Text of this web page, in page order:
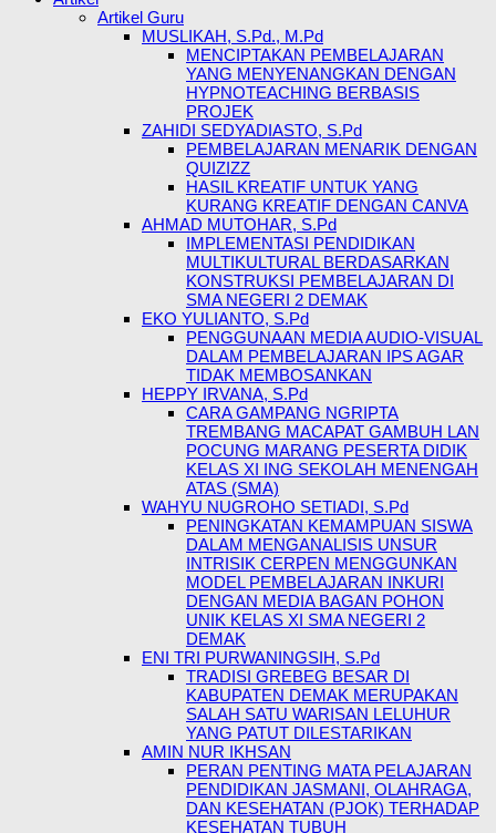
Artikel Guru
MUSLIKAH, S.Pd., M.Pd
MENCIPTAKAN PEMBELAJARAN
YANG MENYENANGKAN DENGAN
HYPNOTEACHING BERBASIS
PROJEK
ZAHIDI SEDYADIASTO, S.Pd
PEMBELAJARAN MENARIK DENGAN
QUIZIZZ
HASIL KREATIF UNTUK YANG
KURANG KREATIF DENGAN CANVA
AHMAD MUTOHAR, S.Pd
IMPLEMENTASI PENDIDIKAN
MULTIKULTURAL BERDASARKAN
KONSTRUKSI PEMBELAJARAN DI
SMA NEGERI 2 DEMAK
EKO YULIANTO, S.Pd
PENGGUNAAN MEDIA AUDIO-VISUAL
DALAM PEMBELAJARAN IPS AGAR
TIDAK MEMBOSANKAN
HEPPY IRVANA, S.Pd
CARA GAMPANG NGRIPTA
TREMBANG MACAPAT GAMBUH LAN
POCUNG MARANG PESERTA DIDIK
KELAS XI ING SEKOLAH MENENGAH
ATAS (SMA)
WAHYU NUGROHO SETIADI, S.Pd
PENINGKATAN KEMAMPUAN SISWA
DALAM MENGANALISIS UNSUR
INTRISIK CERPEN MENGGUNKAN
MODEL PEMBELAJARAN INKURI
DENGAN MEDIA BAGAN POHON
UNIK KELAS XI SMA NEGERI 2
DEMAK
ENI TRI PURWANINGSIH, S.Pd
TRADISI GREBEG BESAR DI
KABUPATEN DEMAK MERUPAKAN
SALAH SATU WARISAN LELUHUR
YANG PATUT DILESTARIKAN
AMIN NUR IKHSAN
PERAN PENTING MATA PELAJARAN
PENDIDIKAN JASMANI, OLAHRAGA,
DAN KESEHATAN (PJOK) TERHADAP
KESEHATAN TUBUH